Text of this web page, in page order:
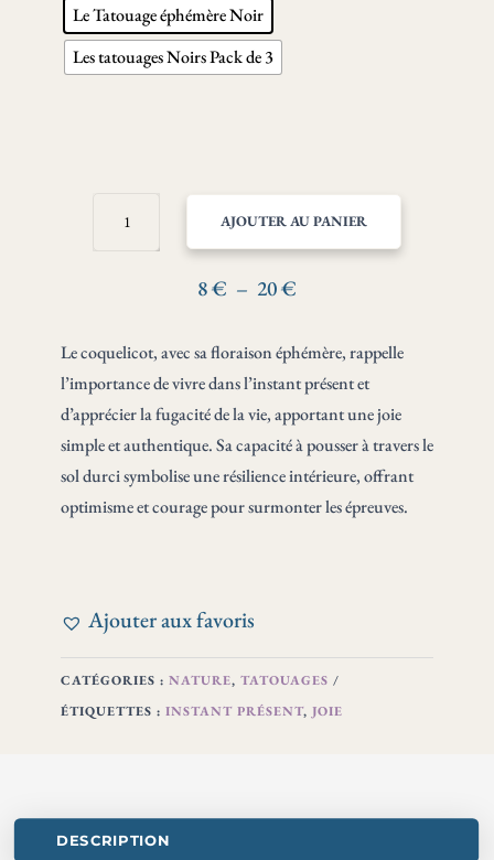
Le Tatouage éphémère Noir
Les tatouages Noirs Pack de 3
QUANTITÉ
COQUELICOT
ET
JOIE
TATOUAGE
ÉPHÉMÈRE
AJOUTER AU PANIER
8€ – 20€Plage
prix :
8 €
à
20 €
Le coquelicot, avec sa floraison éphémère, rappelle
l’importance de vivre dans l’instant présent et
d’apprécier la fugacité de la vie, apportant une joie
simple et authentique. Sa capacité à pousser à travers le
sol durci symbolise une résilience intérieure, offrant
optimisme et courage pour surmonter les épreuves.
Ajouter aux favoris
CATÉGORIES : NATURE, TATOUAGES
ÉTIQUETTES : INSTANT PRÉSENT, JOIE
DESCRIPTION